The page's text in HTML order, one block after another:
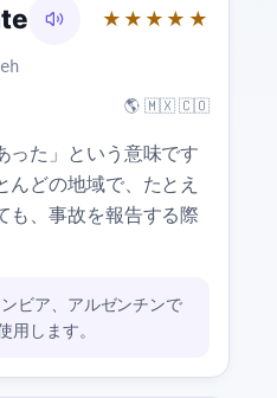
★★★★★
🌎 🇲🇽 🇨🇴
った」という意味です
んどの地域で、たとえ
も、事故を報告する際
ビア、アルゼンチンで
用します。